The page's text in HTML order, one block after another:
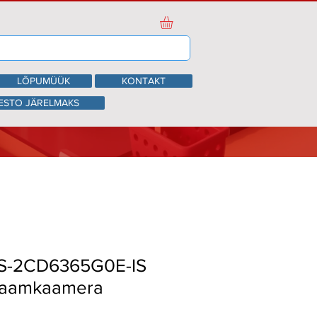
LÕPUMÜÜK
KONTAKT
JÄRELMAKS
2CD6365G0E-IS